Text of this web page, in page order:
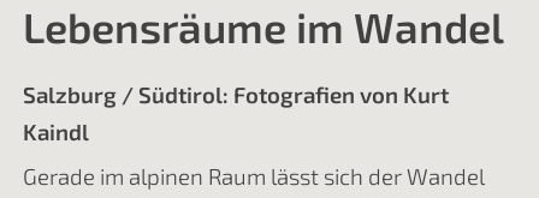
Lebensräume im Wandel
Salzburg / Südtirol: Fotografien von Kurt
Kaindl
Gerade im alpinen Raum lässt sich der Wandel